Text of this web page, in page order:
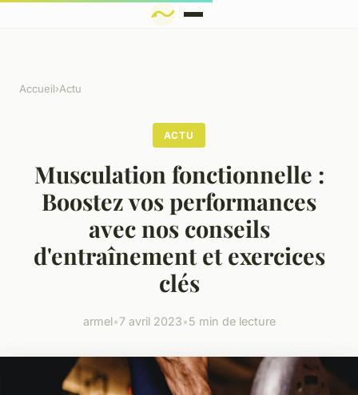
Accueil›Actu
ACTU
Musculation fonctionnelle :
Boostez vos performances
avec nos conseils
d'entraînement et exercices
clés
armel•7 avril 2023•5 min de lecture